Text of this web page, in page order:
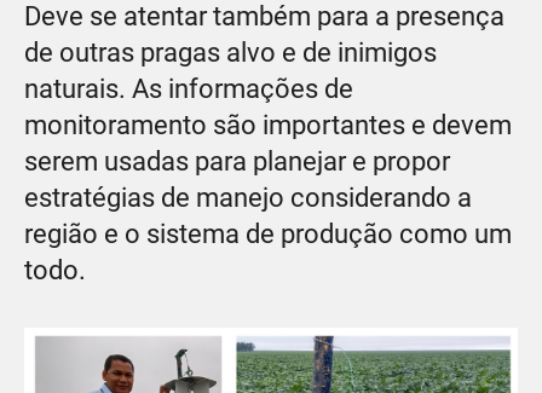
Deve se atentar também para a presença
de outras pragas alvo e de inimigos
naturais. As informações de
monitoramento são importantes e devem
serem usadas para planejar e propor
estratégias de manejo considerando a
região e o sistema de produção como um
todo.